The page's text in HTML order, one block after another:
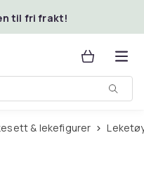
til fri frakt!
& lekefigurer